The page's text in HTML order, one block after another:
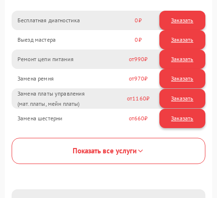
Бесплатная диагностика 0 Заказать
Выезд мастера 0 Заказать
Ремонт цепи питания 990
Замена ремня 970
Замена платы управления
(мат.платы, мейн платы)
1160
Замена шестерни 660
Показать все услуги